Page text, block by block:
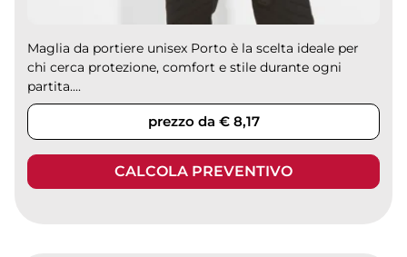
Maglia da portiere unisex Porto è la scelta ideale per
chi cerca protezione, comfort e stile durante ogni
partita....
prezzo da € 8,17
CALCOLA PREVENTIVO